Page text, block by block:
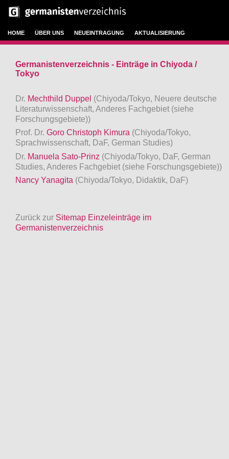
HOME ÜBER UNS NEUEINTRAGUNG AKTUALISIERUNG
Germanistenverzeichnis - Einträge in Chiyoda /
Tokyo
Dr. Mechthild Duppel (Chiyoda/Tokyo, Neuere deutsche
Literaturwissenschaft, Anderes Fachgebiet (siehe
Forschungsgebiete))
Prof. Dr. Goro Christoph Kimura (Chiyoda/Tokyo,
Sprachwissenschaft, DaF, German Studies)
Dr. Manuela Sato-Prinz (Chiyoda/Tokyo, DaF, German
Studies, Anderes Fachgebiet (siehe Forschungsgebiete))
Nancy Yanagita (Chiyoda/Tokyo, Didaktik, DaF)
Zurück zur Sitemap Einzeleinträge im
Germanistenverzeichnis